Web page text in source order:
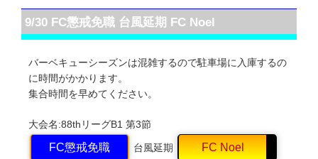
9/30 FC懲戒免職 台風延期 FC Noel
バーベキューシーズンは混雑するので駐車場に入庫するの
に時間がかかります。
集合時間を早めてください。
大会名:88thリーグB1 第3節
FC懲戒免職 台風延期 FC Noel